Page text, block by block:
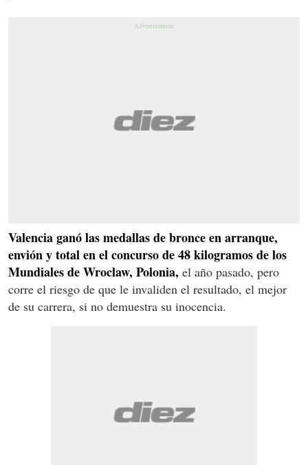
Valencia ganó las medallas de bronce en arranque,
envión y total en el concurso de 48 kilogramos de los
Mundiales de Wroclaw, Polonia, el año pasado, pero
corre el riesgo de que le invaliden el resultado, el mejor
de su carrera, si no demuestra su inocencia.